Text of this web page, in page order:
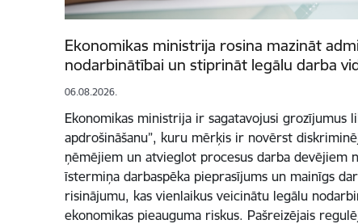
Ekonomikas ministrija rosina mazināt
nodarbinātībai un stiprināt legālu darba
06.08.2026.
Ekonomikas ministrija ir sagatavojusi grozījumus
apdrošināšanu”, kuru mērķis ir novērst
ņēmējiem un atvieglot procesus darba devējiem
īstermiņa darbaspēka pieprasījums un mainīgs
risinājumu, kas vienlaikus veicinātu legālu
ekonomikas pieauguma riskus. Pašreizējais